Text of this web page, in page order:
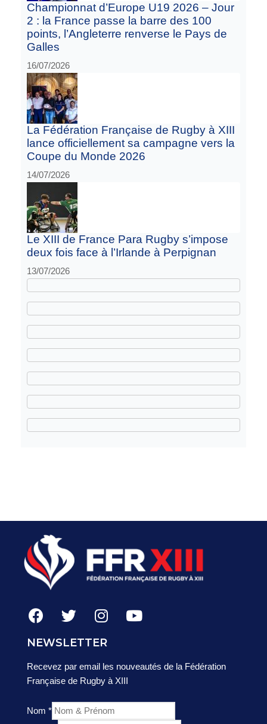
Championnat d’Europe U19 2026 – Jour
2 : la France passe la barre des 100
points, l’Angleterre renverse le Pays de
Galles
16/07/2026
La Fédération Française de Rugby à XIII
lance officiellement sa campagne vers la
Coupe du Monde 2026
14/07/2026
Le XIII de France Para Rugby s’impose
deux fois face à l’Irlande à Perpignan
13/07/2026
NEWSLETTER
Recevez par email les nouveautés de la Fédération
Française de Rugby à XIII
Nom *